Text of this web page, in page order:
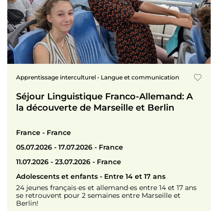
Apprentissage interculturel • Langue et communication
Séjour Linguistique Franco-Allemand: A
la découverte de Marseille et Berlin
France - France
05.07.2026 - 17.07.2026 - France
11.07.2026 - 23.07.2026 - France
Adolescents et enfants - Entre 14 et 17 ans
24 jeunes français·es et allemand·es entre 14 et 17 ans
se retrouvent pour 2 semaines entre Marseille et
Berlin!